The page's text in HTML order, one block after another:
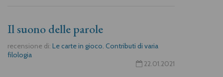
Il suono delle parole
recensione di: Le carte in gioco. Contributi di varia
filologia
22.01.2021